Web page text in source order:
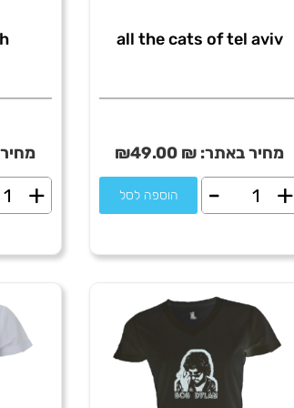
all the cats of tel aviv
מחיר באתר: ₪
₪49.00
+
כמות
של
cats
of
tel
aviv
- הוספה לסל +
של